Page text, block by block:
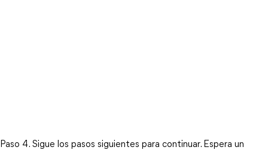
Paso 4. Sigue los pasos siguientes para continuar. Espera un